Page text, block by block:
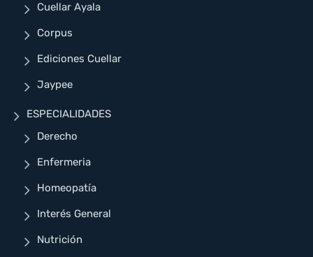
Cuellar Ayala
Corpus
Ediciones Cuellar
Jaypee
ESPECIALIDADES
Derecho
Enfermeria
Homeopatía
Interés General
Nutrición